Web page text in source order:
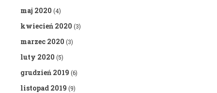
maj 2020 (4)
kwiecień 2020 (3)
marzec 2020 (3)
luty 2020 (5)
grudzień 2019 (6)
listopad 2019 (9)